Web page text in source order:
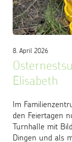
Elisabeth
8. April 2026
Im
den Feiertagen
Turnhalle mit
Dingen und als